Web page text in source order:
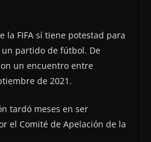
la FIFA sí tiene potestad para
partido de fútbol. De
un encuentro entre
de 2021.
tardó meses en ser
el Comité de Apelación de la